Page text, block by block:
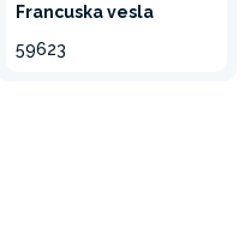
Francuska vesla
59623